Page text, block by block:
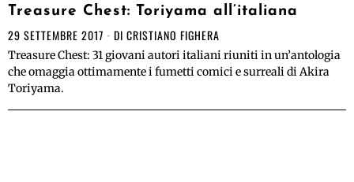
Treasure Chest: Toriyama all’italiana
29 SETTEMBRE 2017 DI CRISTIANO FIGHERA
Treasure Chest: 31 giovani autori italiani riuniti in un’antologia
che omaggia ottimamente i fumetti comici e surreali di Akira
Toriyama.